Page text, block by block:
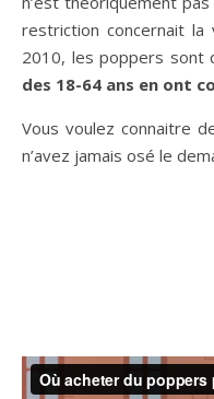
restriction concernait
2010, les poppers sont
des 18-64 ans en ont
Vous voulez connaitre
n’avez jamais osé le